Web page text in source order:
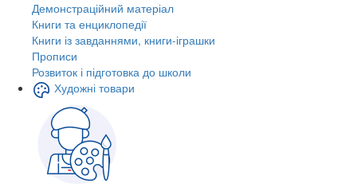
Демонстраційний матеріал
Книги та енциклопедії
Книги із завданнями, книги-іграшки
Прописи
Розвиток і підготовка до школи
Художні товари